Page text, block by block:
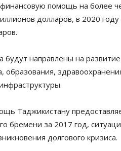
помощь на более
долларов, в 2020
будут направлены на
образования,
Таджикистану
бремени за 2017 год,
долгового кризиса.